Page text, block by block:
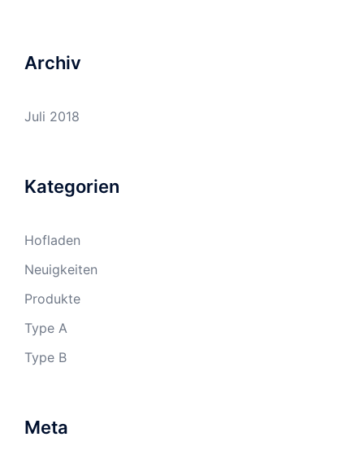
Archiv
Juli 2018
Kategorien
Hofladen
Neuigkeiten
Produkte
Type A
Type B
Meta